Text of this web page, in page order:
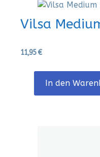
Vilsa
11,95€
In den